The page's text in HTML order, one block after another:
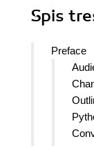
Spis
Preface